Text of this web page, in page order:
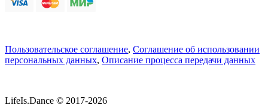
Пользовательское соглашение, Соглашение об использовании
персональных данных, Описание процесса передачи данных
LifeIs.Dance © 2017-2026